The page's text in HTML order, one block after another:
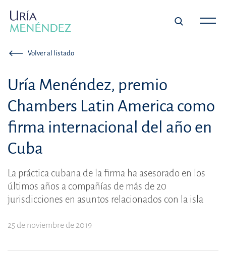
Volver al listado
Uría Menéndez, premio
Chambers Latin America como
firma internacional del año en
Cuba
La práctica cubana de la firma ha asesorado en los
últimos años a compañías de más de 20
jurisdicciones en asuntos relacionados con la isla
25 de noviembre de 2019